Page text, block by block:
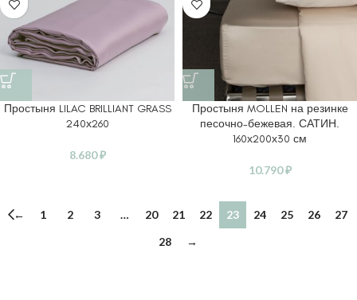
Простыня LILAC BRILLIANT GRASS
240х260
8.680₽
Простыня MOLLEN на резинке
песочно-бежевая. САТИН.
160х200х30 см
10.790₽
← 1 2 3 … 20 21 22 23 24 25 26
27
28
→